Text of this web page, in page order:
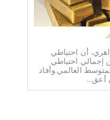
أن احتياطي
6 في المئة من إجمالي احتياطي
العالمي.وأفاد
أعق...